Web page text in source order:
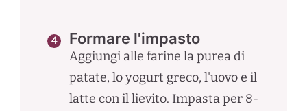
Formare l'impasto
Aggiungi alle farine la purea di
patate, lo yogurt greco, l'uovo e il
latte con il lievito. Impasta per 8-